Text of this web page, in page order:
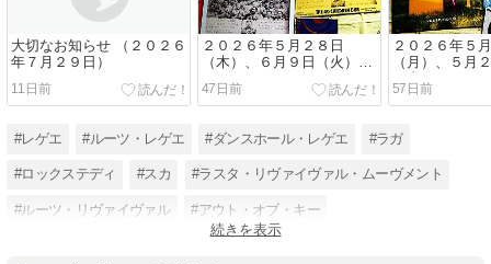
大切なお知らせ （２０２６
年７月２９日）
11日前
２０２６年５月２８日
（木）、６月９日（火）、
アルバムあれこれ、ほか
47日前
２０２６年５
（月）、５月
（土）、アル
れ、ほか
57日前
#レゲエ #ルーツ・レゲエ #ダンスホール・レゲエ #ラガ
#ロックステディ #スカ #ラスタ・リヴァイヴァル・ムーヴメント
#ルーツ・リヴァイヴァル #アウト・オブ・キー
続きを表示